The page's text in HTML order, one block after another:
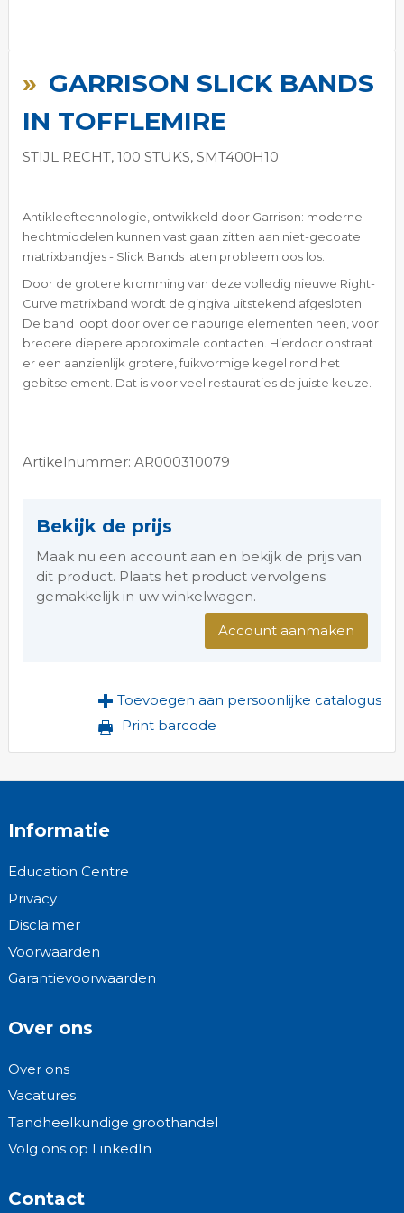
GARRISON SLICK BANDS
IN TOFFLEMIRE
STIJL RECHT, 100 STUKS, SMT400H10
Antikleeftechnologie, ontwikkeld door Garrison: moderne
hechtmiddelen kunnen vast gaan zitten aan niet-gecoate
matrixbandjes - Slick Bands laten probleemloos los.
Door de grotere kromming van deze volledig nieuwe Right-
Curve matrixband wordt de gingiva uitstekend afgesloten.
De band loopt door over de naburige elementen heen, voor
bredere diepere approximale contacten. Hierdoor onstraat
er een aanzienlijk grotere, fuikvormige kegel rond het
gebitselement. Dat is voor veel restauraties de juiste keuze.
Artikelnummer: AR000310079
Bekijk de prijs
Maak nu een account aan en bekijk de prijs van
dit product. Plaats het product vervolgens
gemakkelijk in uw winkelwagen.
Account aanmaken
Toevoegen aan persoonlijke catalogus
Print barcode
het
van
afbeeldingen-
Informatie
Education Centre
Privacy
Disclaimer
Voorwaarden
Garantievoorwaarden
Over ons
Over ons
Vacatures
Tandheelkundige groothandel
Volg ons op LinkedIn
Contact